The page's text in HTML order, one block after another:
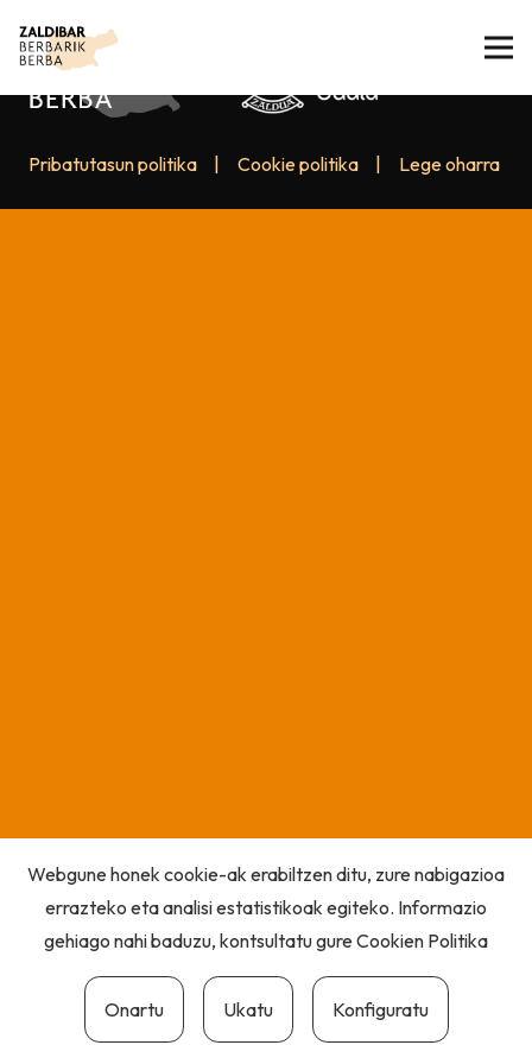
Pribatutasun politika Cookie politika Lege oharra
Webgune honek cookie-ak erabiltzen ditu, zure nabigazioa
errazteko eta analisi estatistikoak egiteko. Informazio
gehiago nahi baduzu, kontsultatu gureCookien Politika
Onartu Ukatu Konfiguratu